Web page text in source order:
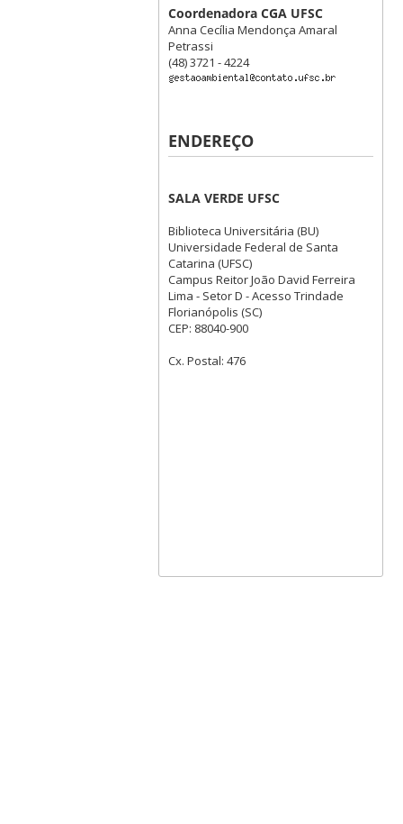
Coordenadora CGA UFSC
Anna Cecília Mendonça Amaral
Petrassi
(48) 3721 - 4224
ENDEREÇO
SALA VERDE UFSC
Biblioteca Universitária (BU)
Universidade Federal de Santa
Catarina (UFSC)
Campus Reitor João David Ferreira
Lima - Setor D - Acesso Trindade
Florianópolis (SC)
CEP: 88040-900
Cx. Postal: 476